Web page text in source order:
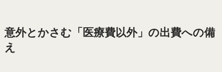
意外とかさむ「医療費以外」の出費への備
え